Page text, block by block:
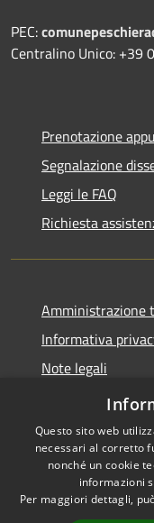
PEC:
Centralino Unico: +39
Prenotazione
Segnalazione
Leggi le FAQ
Richiesta
Amministrazione
Informativa
Note legali
Dichiarazione di
Accessibilità
Questo sito web
necessari al corretto
nonché un cookie
informazioni
Per maggiori dettagli,